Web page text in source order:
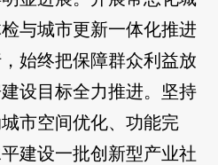
与城市更新一体化推进
始终把保障群众利益放
设目标全力推进。坚持
市空间优化、功能完
建设一批创新型产业社